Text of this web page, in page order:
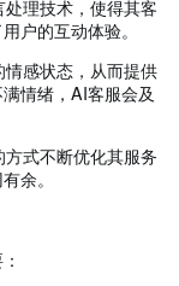
理技术，使得其客
户的互动体验。
感状态，从而提供
情绪，AI客服会及
式不断优化其服务
余。